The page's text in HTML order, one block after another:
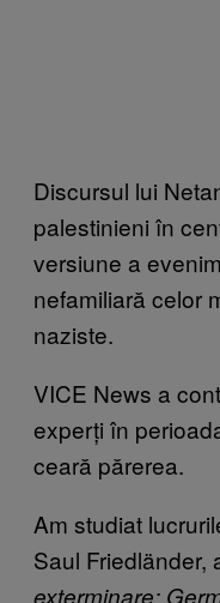
Discursul lui
palestinieni în
versiune a
nefamiliară celor
naziste.
VICE News a
experți în
ceară părerea.
Am studiat
Saul Friedländer,
exterminare: